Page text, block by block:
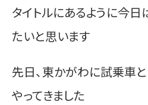
タイトルにあるように今日
たいと思います
先日、東かがわに試乗車と
やってきました